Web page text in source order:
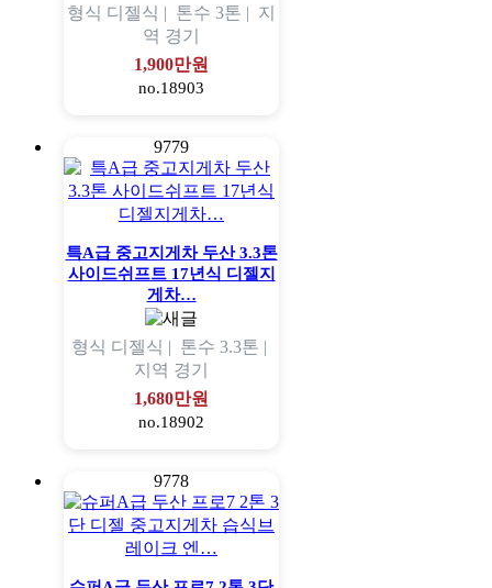
형식 디젤식 | 톤수 3톤 | 지
역 경기
1,900만원
no.18903
9779
특A급 중고지게차 두산 3.3톤
사이드쉬프트 17년식 디젤지
게차…
형식 디젤식 | 톤수 3.3톤 |
지역 경기
1,680만원
no.18902
9778